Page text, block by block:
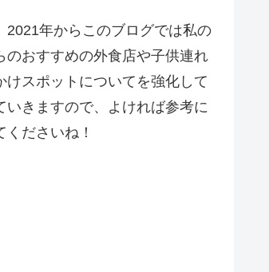
2021年からこのブログでは私の
のおすすめの外食店や子供連れ
けスポットについてを強化して
いきますので、よければ参考に
くださいね！